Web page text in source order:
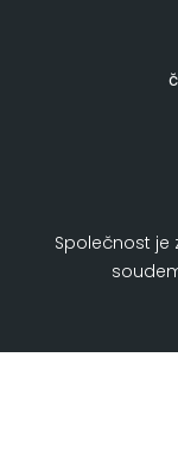
Společnost je